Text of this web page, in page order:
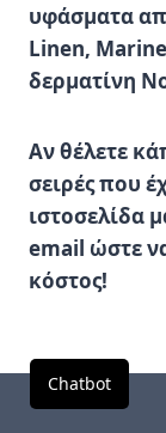
Chatbot
υφάσματα
Linen,
δερματίνη
Αν θέλετε
σειρές που
ιστοσελίδα
email ώστε
κόστος!